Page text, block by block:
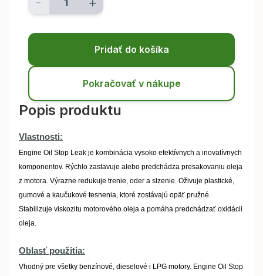
Pridať do košíka
Pokračovať v nákupe
Popis produktu
Vlastnosti:
Engine Oil Stop Leak je kombinácia vysoko efektívnych a inovatívnych
komponentov. Rýchlo zastavuje alebo predchádza presakovaniu oleja
z motora. Výrazne redukuje trenie, oder a slzenie. Oživuje plastické,
gumové a kaučukové tesnenia, ktoré zostávajú opäť pružné.
Stabilizuje viskozitu motorového oleja a pomáha predchádzať oxidácii
oleja.
Oblasť použitia:
Vhodný pre všetky benzínové, dieselové i LPG motory. Engine Oil Stop